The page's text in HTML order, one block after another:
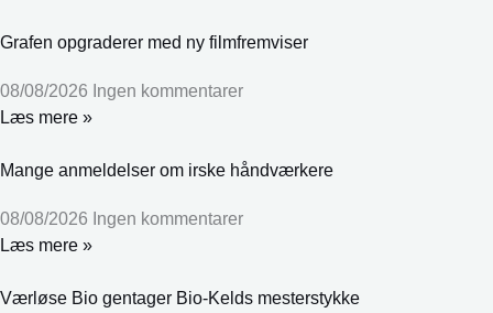
Grafen opgraderer med ny filmfremviser
08/08/2026 Ingen kommentarer
Læs mere »
Mange anmeldelser om irske håndværkere
08/08/2026 Ingen kommentarer
Læs mere »
Værløse Bio gentager Bio-Kelds mesterstykke